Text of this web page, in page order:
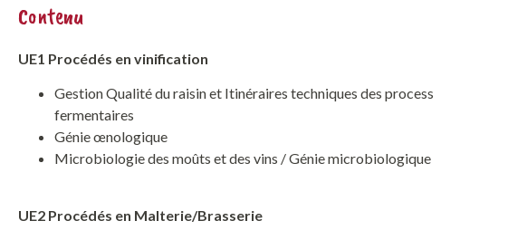
Contenu
UE1 Procédés en vinification
Gestion Qualité du raisin et Itinéraires techniques des process
fermentaires
Génie œnologique
Microbiologie des moûts et des vins / Génie microbiologique
UE2 Procédés en Malterie/Brasserie